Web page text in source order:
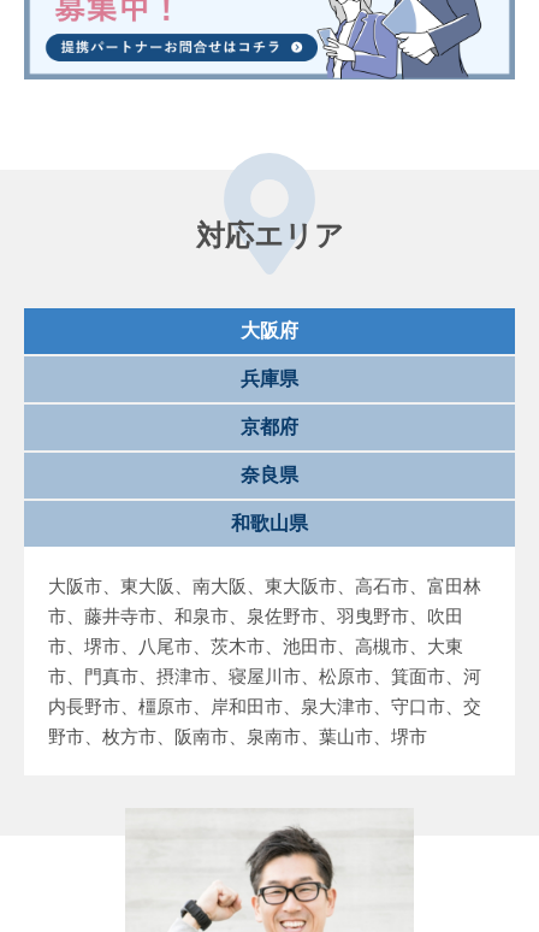
対応エリア
大阪府
兵庫県
京都府
奈良県
和歌山県
大阪市、東大阪、南大阪、東大阪市、高石市、富田林
市、藤井寺市、和泉市、泉佐野市、羽曳野市、吹田
市、堺市、八尾市、茨木市、池田市、高槻市、大東
市、門真市、摂津市、寝屋川市、松原市、箕面市、河
内長野市、橿原市、岸和田市、泉大津市、守口市、交
野市、枚方市、阪南市、泉南市、葉山市、堺市